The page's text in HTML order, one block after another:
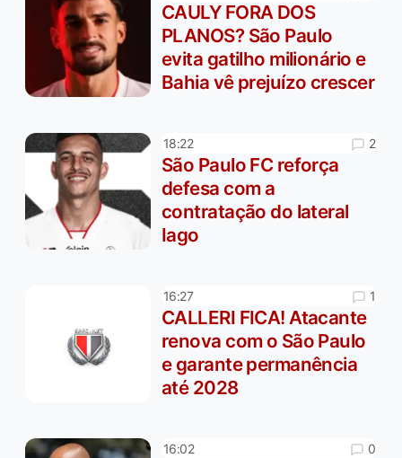
CAULY FORA DOS
PLANOS? São Paulo
evita gatilho milionário e
Bahia vê prejuízo crescer
18:22 2
São Paulo FC reforça
defesa com a
contratação do lateral
Iago
16:27 1
CALLERI FICA! Atacante
renova com o São Paulo
e garante permanência
até 2028
16:02 0